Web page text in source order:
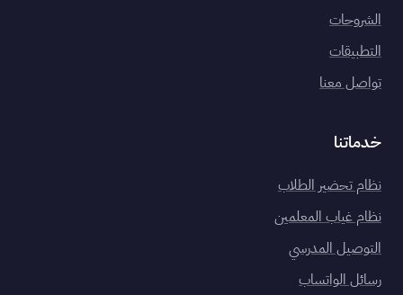
الشروحات
التطبيقات
تواصل معنا
خدماتنا
نظام تحضير الطلاب
نظام غياب المعلمين
التوصيل المدرسي
رسائل الواتساب